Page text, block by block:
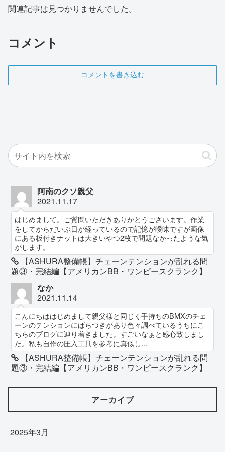
関連記事は見つかりませんでした。
コメント
コメントを書き込む
阿南のクソ親父
2021.11.17
はじめまして。ご質問いただきありがとうございます。作業
をしてからだいぶ日が経っているので記憶が曖昧ですが画像
にある板付きナットは大きいやつ2枚で問題なかったような気
がします。
【ASHURA整備帳】チェーンテンションが乱れる問
題③・完結編【アメリカンBB・ワンピースクランク】
なか
2021.11.14
こんにちははじめまして親父様と同じく手持ちのBMXのチェ
ーンのテンションにばらつきがあり色々調べているうちにこ
ちらのブログに辿り着きました。すごいなぁと感心致しまし
た。私も自作の圧入工具を参考に真似し...
【ASHURA整備帳】チェーンテンションが乱れる問
題③・完結編【アメリカンBB・ワンピースクランク】
アーカイブ
2025年3月